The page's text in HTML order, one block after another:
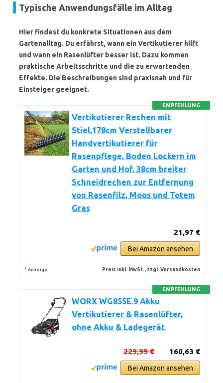
Typische Anwendungsfälle im Alltag
Hier findest du konkrete Situationen aus dem
Gartenalltag. Du erfährst, wann einVertikutierer hilft
und wann ein Rasenlüfter besser ist. Dazu kommen
praktische Arbeitsschritte und die zu erwartenden
Effekte. Die Beschreibungen sind praxisnah und für
Einsteiger geeignet.
EMPFEHLUNG
Vertikutierer Rechen mit
Stiel,178cm Verstellbarer
Handvertikutierer für
Rasenpflege, Boden Lockern im
Garten und Hof, 38cm breiter
Schneidrechen zur Entfernung
von Rasenfilz, Moos und Totem
Gras
21,97 €
Bei Amazon ansehen
* Anzeige Preis inkl. MwSt., zzgl. Versandkosten
EMPFEHLUNG
WORX WG855E.9 Akku
Vertikutierer & Rasenlüfter,
ohne Akku & Ladegerät
160,63 €
229,99 €
Bei Amazon ansehen